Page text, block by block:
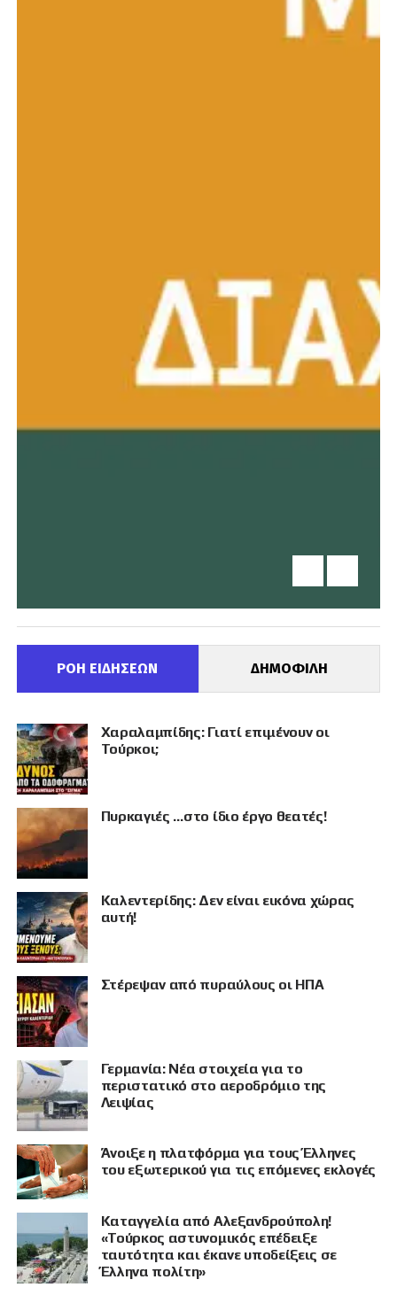
ΠΡΟΒΟΛΗ
ΡΟΗ ΕΙΔΗΣΕΩΝ ΔΗΜΟΦΙΛΗ
Χαραλαμπίδης: Γιατί επιμένουν οι
Τούρκοι;
Πυρκαγιές …στο ίδιο έργο θεατές!
Καλεντερίδης: Δεν είναι εικόνα χώρας
αυτή!
Στέρεψαν από πυραύλους οι ΗΠΑ
Γερμανία: Νέα στοιχεία για το
περιστατικό στο αεροδρόμιο της
Λειψίας
Άνοιξε η πλατφόρμα για τους Έλληνες
του εξωτερικού για τις επόμενες εκλογές
Καταγγελία από Αλεξανδρούπολη!
«Τούρκος αστυνομικός επέδειξε
ταυτότητα και έκανε υποδείξεις σε
Έλληνα πολίτη»